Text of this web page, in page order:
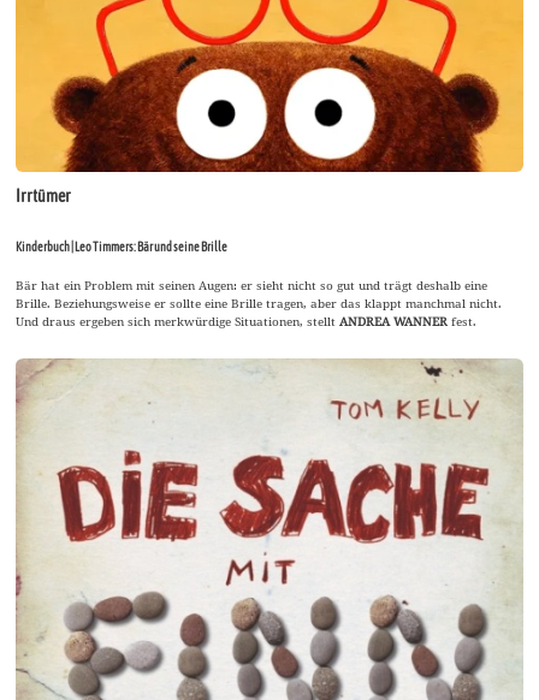
Irrtümer
Kinderbuch | Leo Timmers: Bär und seine Brille
Bär hat ein Problem mit seinen Augen: er sieht nicht so gut und trägt deshalb eine
Brille. Beziehungsweise er sollte eine Brille tragen, aber das klappt manchmal nicht.
Und draus ergeben sich merkwürdige Situationen, stelltANDREA WANNER fest.